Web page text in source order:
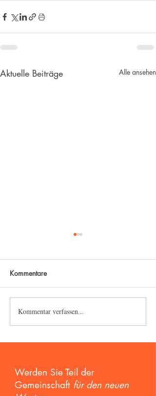
Aktuelle Beiträge Alle ansehen
Was können wir von
Bharata lernen?
Kommentare
Kommentar verfassen...
Werden Sie Teil der
Gemeinschaft für den neuen